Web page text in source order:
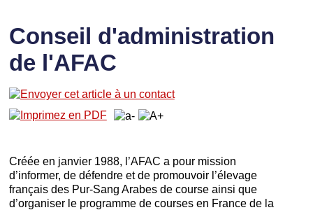
Conseil d'administration
de l'AFAC
Créée en janvier 1988, l’AFAC a pour mission
d’informer, de défendre et de promouvoir l’élevage
français des Pur-Sang Arabes de course ainsi que
d’organiser le programme de courses en France de la